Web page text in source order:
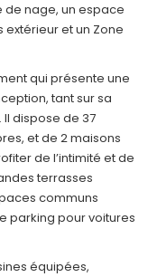
de nage, un espace
extérieur et un Zone
qui présente une
tant sur sa
dispose de 37
et de 2 maisons
de l’intimité et de
terrasses
communs
parking pour voitures
équipées,